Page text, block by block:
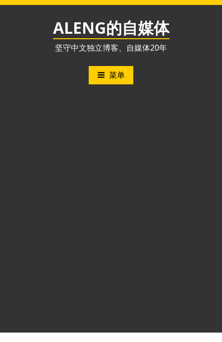
跳
ALENG的自媒体
坚守中文独立博客、自媒体20年
菜单